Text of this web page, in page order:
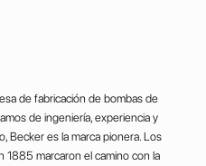
de fabricación de bombas de
de ingeniería, experiencia y
Becker es la marca pionera. Los
marcaron el camino con la